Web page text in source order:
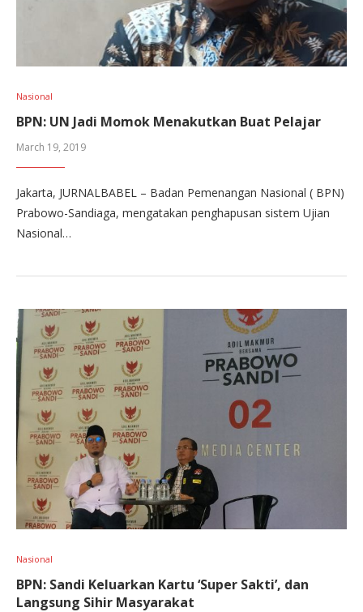
Nasional
BPN: UN Jadi Momok Menakutkan Buat Pelajar
March 19, 2019
Jakarta, JURNALBABEL – Badan Pemenangan Nasional ( BPN)
Prabowo-Sandiaga, mengatakan penghapusan sistem Ujian
Nasional…
Nasional
BPN: Sandi Keluarkan Kartu ‘Super Sakti’, dan
Langsung Sihir Masyarakat